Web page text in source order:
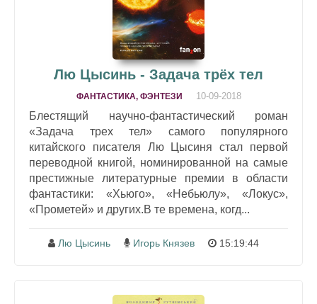
Лю Цысинь - Задача трёх тел
ФАНТАСТИКА, ФЭНТЕЗИ 10-09-2018
Блестящий научно-фантастический роман
«Задача трех тел» самого популярного
китайского писателя Лю Цысиня стал первой
переводной книгой, номинированной на самые
престижные литературные премии в области
фантастики: «Хьюго», «Небьюлу», «Локус»,
«Прометей» и других.В те времена, когд...
Лю Цысинь Игорь Князев 15:19:44